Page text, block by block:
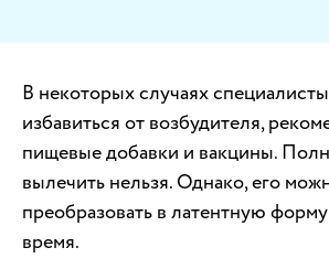
В некоторых случаях
избавиться от возбудителя,
пищевые добавки и вакцины.
вылечить нельзя. Однако, его
преобразовать в латентную
время.